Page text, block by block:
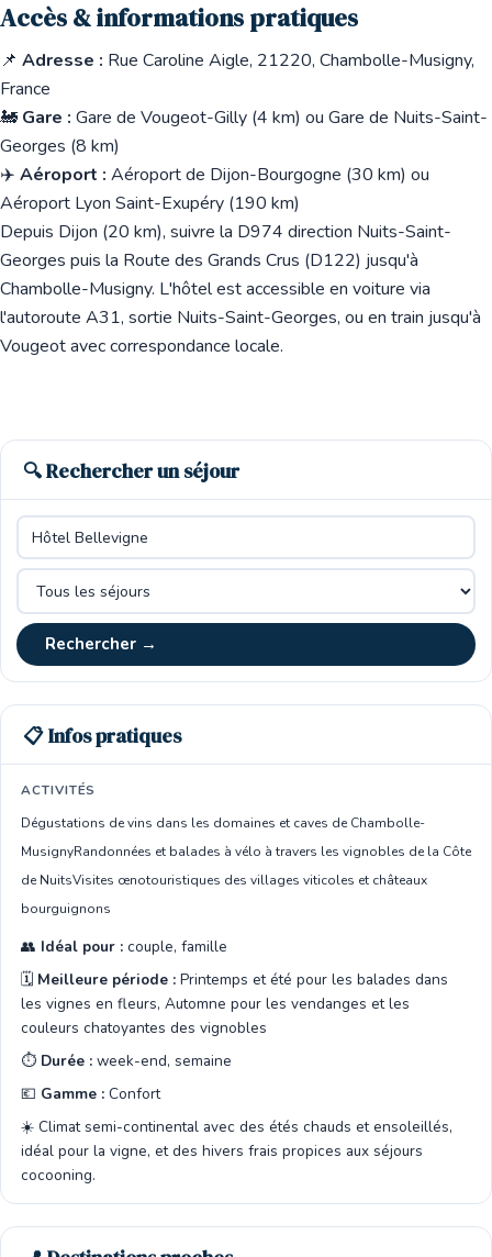
Accès & informations pratiques
📌 Adresse : Rue Caroline Aigle, 21220, Chambolle-Musigny,
France
🚂 Gare : Gare de Vougeot-Gilly (4 km) ou Gare de Nuits-Saint-
Georges (8 km)
✈️ Aéroport : Aéroport de Dijon-Bourgogne (30 km) ou
Aéroport Lyon Saint-Exupéry (190 km)
Depuis Dijon (20 km), suivre la D974 direction Nuits-Saint-
Georges puis la Route des Grands Crus (D122) jusqu'à
Chambolle-Musigny. L'hôtel est accessible en voiture via
l'autoroute A31, sortie Nuits-Saint-Georges, ou en train jusqu'à
Vougeot avec correspondance locale.
🔍 Rechercher un séjour
Rechercher →
📋 Infos pratiques
ACTIVITÉS
Dégustations de vins dans les domaines et caves de Chambolle-
MusignyRandonnées et balades à vélo à travers les vignobles de la Côte
de NuitsVisites œnotouristiques des villages viticoles et châteaux
bourguignons
👥 Idéal pour : couple, famille
🗓️ Meilleure période : Printemps et été pour les balades dans
les vignes en fleurs, Automne pour les vendanges et les
couleurs chatoyantes des vignobles
⏱️ Durée : week-end, semaine
💶 Gamme : Confort
☀️ Climat semi-continental avec des étés chauds et ensoleillés,
idéal pour la vigne, et des hivers frais propices aux séjours
cocooning.